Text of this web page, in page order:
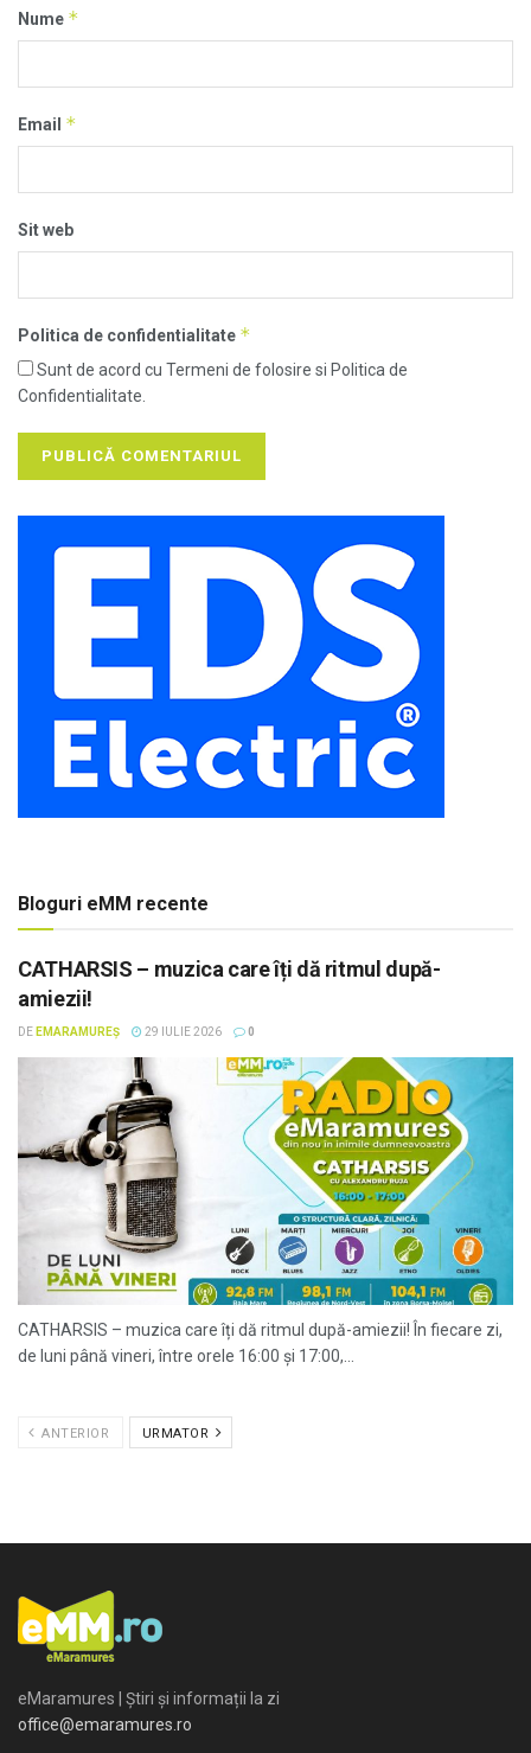
Nume *
Email *
Sit web
Politica de confidentialitate *
Sunt de acord cu Termeni de folosire si Politica de
Confidentialitate.
Bloguri eMM recente
CATHARSIS – muzica care îți dă ritmul după-
amiezii!
DE EMARAMUREȘ 29 IULIE 2026 0
CATHARSIS – muzica care îți dă ritmul după-amiezii! În fiecare zi,
de luni până vineri, între orele 16:00 și 17:00,...
ANTERIOR URMATOR
eMaramures | Știri și informații la zi
office@emaramures.ro